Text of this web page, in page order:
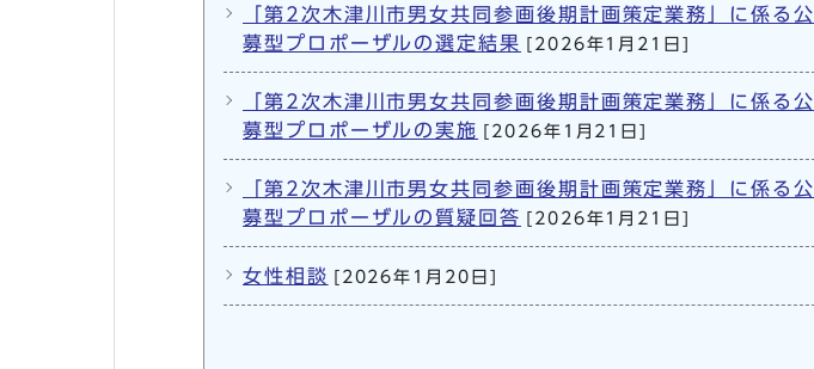
「第2次木津川市男女共同参画後期計画策定業務」に係る公
募型プロポーザルの選定結果
[2026年1月21日]
「第2次木津川市男女共同参画後期計画策定業務」に係る公
募型プロポーザルの実施
[2026年1月21日]
「第2次木津川市男女共同参画後期計画策定業務」に係る公
募型プロポーザルの質疑回答
[2026年1月21日]
女性相談 [2026年1月20日]